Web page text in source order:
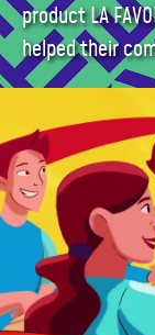
product LA
helped their